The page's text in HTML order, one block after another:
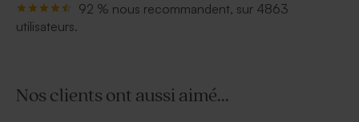
92 % nous recommandent, sur 4863
utilisateurs.
Nos clients ont aussi aimé...